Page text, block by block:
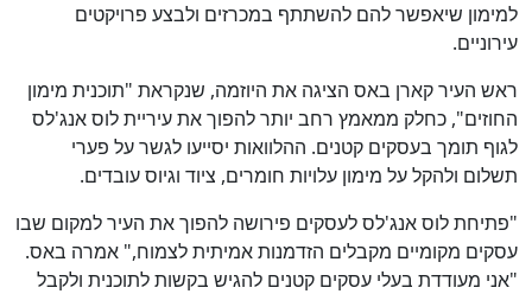
למימון שיאפשר להם להשתתף במכרזים ולבצע פרויקטים
עירוניים.
ראש העיר קארן באס הציגה את היוזמה, שנקראת "תוכנית מימון
החוזים", כחלק ממאמץ רחב יותר להפוך את עיריית לוס אנג'לס
לגוף תומך בעסקים קטנים. ההלוואות יסייעו לגשר על פערי
תשלום ולהקל על מימון עלויות חומרים, ציוד וגיוס עובדים.
"פתיחת לוס אנג'לס לעסקים פירושה להפוך את העיר למקום שבו
עסקים מקומיים מקבלים הזדמנות אמיתית לצמוח," אמרה באס.
"אני מעודדת בעלי עסקים קטנים להגיש בקשות לתוכנית ולקבל